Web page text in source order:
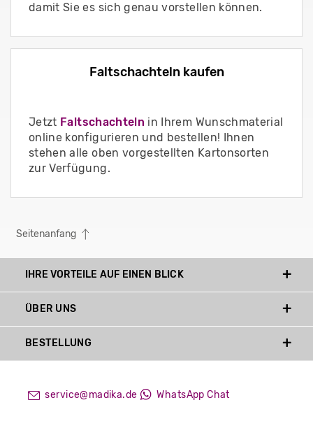
damit Sie es sich genau vorstellen können.
Faltschachteln kaufen
Jetzt Faltschachteln in Ihrem Wunschmaterial
online konfigurieren und bestellen! Ihnen
stehen alle oben vorgestellten Kartonsorten
zur Verfügung.
Seitenanfang
IHRE VORTEILE AUF EINEN BLICK
service@madika.de WhatsApp Chat
ÜBER UNS
BESTELLUNG